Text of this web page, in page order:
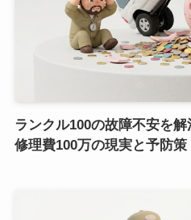
ランクル100の故障不安を
修理費100万の現実と予防策